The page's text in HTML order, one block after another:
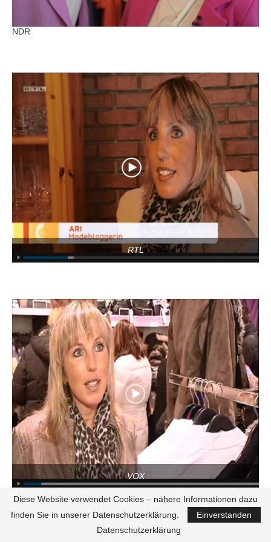
NDR
RTL
VOX
Diese Website verwendet Cookies – nähere Informationen dazu
finden Sie in unserer Datenschutzerklärung.
Einverstanden
Datenschutzerklärung